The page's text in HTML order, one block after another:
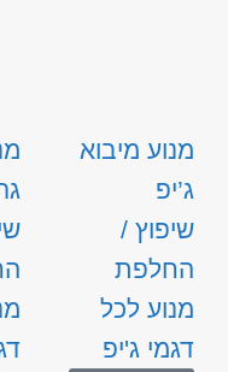
מנוע מיבוא
ג’יפ
שיפוץ /
החלפת
מנוע לכל
דגמי ג'יפ